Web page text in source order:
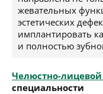
жевательных
эстетических
имплантировать
и полностью
Челюстно-
специальности